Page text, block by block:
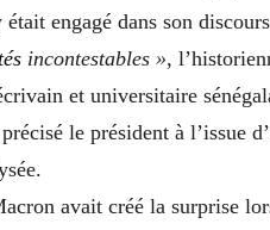
était engagé dans son
incontestables »,
et universitaire
le président à l’issue
avait créé la surprise